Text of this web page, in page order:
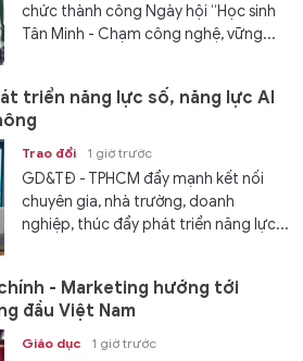
chức thành công Ngày hội “Học sinh
Tân Minh - Chạm công nghệ, vững...
triển năng lực số, năng lực AI
Trao đổi 1 giờ trước
GD&TĐ - TPHCM đẩy mạnh kết nối
chuyên gia, nhà trường, doanh
nghiệp, thúc đẩy phát triển năng lực...
- Marketing hướng tới
đầu Việt Nam
Giáo dục 1 giờ trước